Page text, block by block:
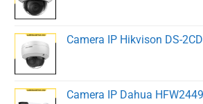
Camera IP Hikvison DS-
Camera IP Dahua